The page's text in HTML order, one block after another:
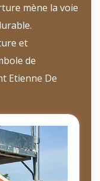
mène la voie
et
de
Etienne De